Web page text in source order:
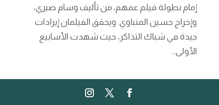
إمام بطولة فيلم عمهم، من تأليف وسام صبري،
وإخراج حسين المنباوي. ويحقق الفيلمان إيرادات
جيدة في شباك التذاكر، حيث شهدت الأسابيع
الأولى...